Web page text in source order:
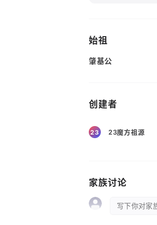
始祖
肇基公
创建者
23 23魔方祖源
家族讨论
写下你对家